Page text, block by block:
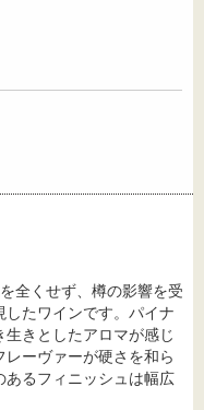
全くせず、樽の影響を受
たワインです。パイナ
きとしたアロマが感じ
ーヴァーが硬さを和ら
あるフィニッシュは幅広